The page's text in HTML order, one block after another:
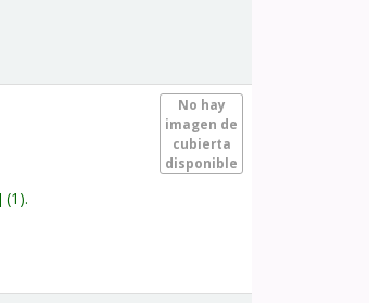
No hay
imagen de
cubierta
disponible
(1).